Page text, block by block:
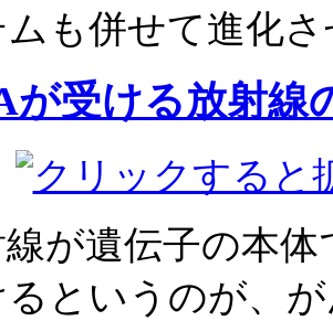
ムも併せて進化
が受ける放射線
線が遺伝子の本
るというのが、